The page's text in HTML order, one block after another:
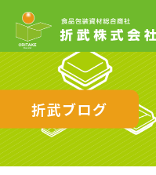
折武ブログ